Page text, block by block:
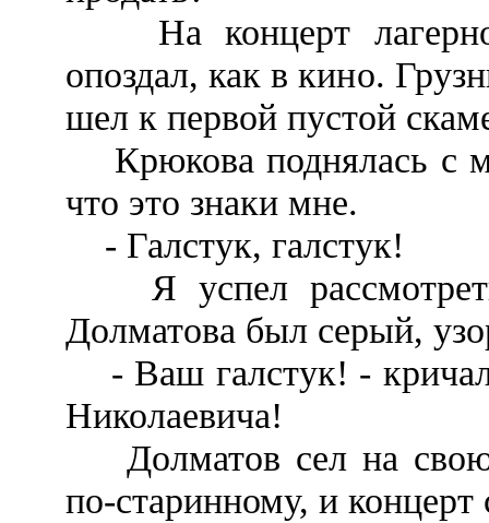
На концерт лагерной
опоздал, как в кино.
шел к первой пустой
Крюкова поднялась с
что это знаки мне.
- Галстук, галстук!
Я успел рассмотреть
Долматова был серый,
- Ваш галстук! -
Николаевича!
Долматов сел на свою
по-старинному, и концерт